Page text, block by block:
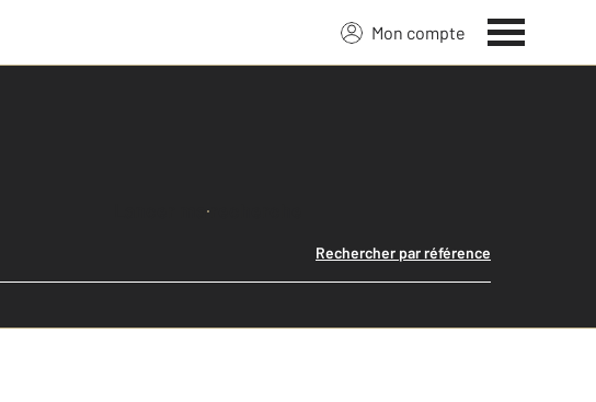
Mon compte
Lancer ma recherche
Rechercher par référence